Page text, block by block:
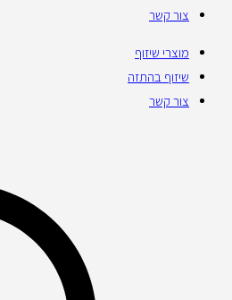
צור קשר
מוצרי שיזוף
שיזוף בהתזה
צור קשר